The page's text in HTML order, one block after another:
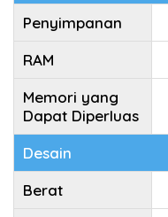
Penyimpanan
RAM
Memori yang
Dapat Diperluas
Desain
Berat